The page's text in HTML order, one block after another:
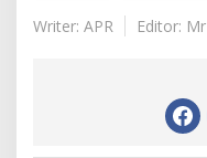
Writer: APR
Editor: Mr